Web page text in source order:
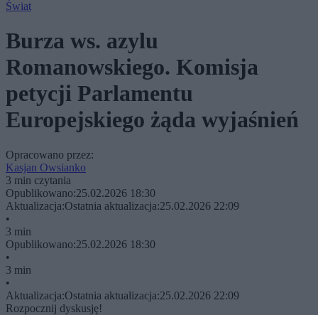
Świat
Burza ws. azylu
Romanowskiego. Komisja
petycji Parlamentu
Europejskiego żąda wyjaśnień
Opracowano przez:
Kasjan Owsianko
3 min czytania
Opublikowano:25.02.2026 18:30
Aktualizacja:Ostatnia aktualizacja:25.02.2026 22:09
•
3 min
Opublikowano:25.02.2026 18:30
•
3 min
•
Aktualizacja:Ostatnia aktualizacja:25.02.2026 22:09
Rozpocznij dyskusję!